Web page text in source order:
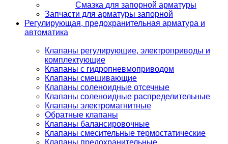
Смазка для запорной арматуры
Запчасти для арматуры запорной
Регулирующая, предохранительная арматура и
автоматика
Клапаны регулирующие, электроприводы и
комплектующие
Клапаны с гидропневмоприводом
Клапаны смешивающие
Клапаны соленоидные отсечные
Клапаны соленоидные распределительные
Клапаны электромагнитные
Обратные клапаны
Клапаны балансировочные
Клапаны смесительные термостатические
Клапаны предохранительные